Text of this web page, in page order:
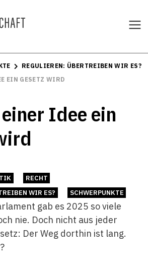
REGULIEREN: ÜBERTREIBEN WIR ES?
EIN GESETZ WIRD
Idee ein
RECHT
WIR ES?
SCHWERPUNKTE
gab es 2025 so viele
nie. Doch nicht aus jeder
Der Weg dorthin ist lang.